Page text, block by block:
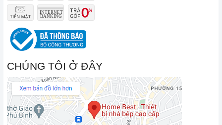
CHÚNG TÔI Ở ĐÂY